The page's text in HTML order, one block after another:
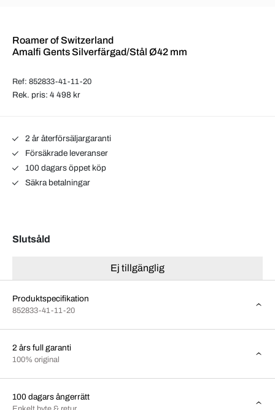
Roamer of Switzerland
Amalfi Gents Silverfärgad/Stål Ø42 mm
Ref: 852833-41-11-20
Rek. pris: 4 498 kr
2 år återförsäljargaranti
Försäkrade leveranser
100 dagars öppet köp
Säkra betalningar
Slutsåld
Ej tillgänglig
Produktspecifikation
852833-41-11-20
2 års full garanti
100% original
100 dagars ångerrätt